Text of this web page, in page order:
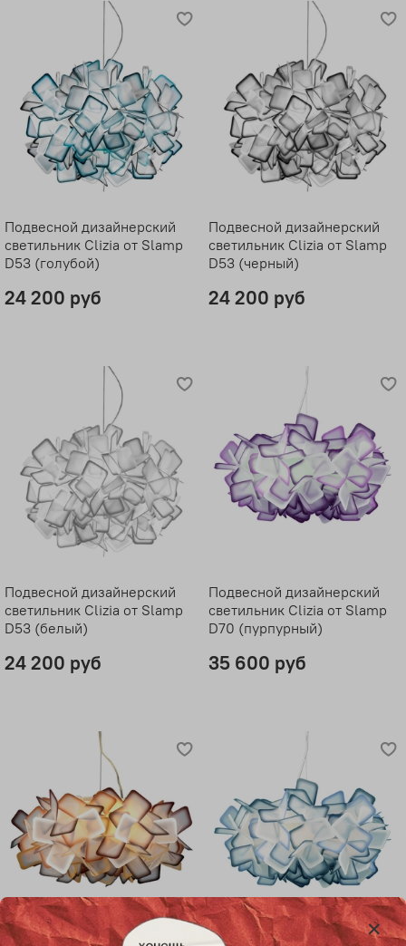
Подвесной дизайнерский
светильник Clizia от Slamp
D53 (голубой)
24 200 руб
Подвесной дизайнерский
светильник Clizia от Slamp
D53 (черный)
24 200 руб
Подвесной дизайнерский
светильник Clizia от Slamp
D53 (белый)
24 200 руб
Подвесной дизайнерский
светильник Clizia от Slamp
D70 (пурпурный)
35 600 руб